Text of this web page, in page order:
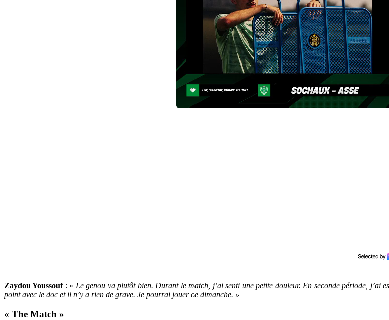
Zaydou Youssouf : « Le genou va plutôt bien. Durant le match, j’ai senti une petite douleur. En seconde période, j’ai
point avec le doc et il n’y a rien de grave. Je pourrai jouer ce dimanche. »
« The Match »